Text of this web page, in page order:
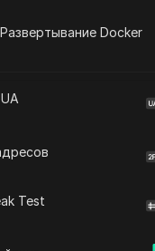
Test
Развертывание Docker